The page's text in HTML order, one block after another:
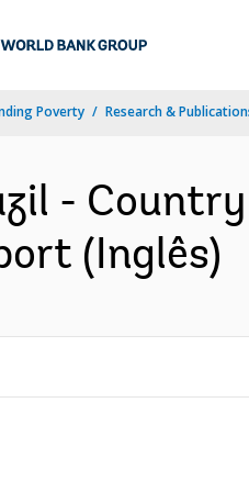
Poverty Research &
-
(Inglês)